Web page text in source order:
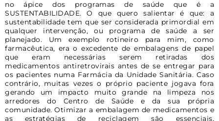
no ápice dos programas de saúde que é a
SUSTENTABILIDADE. O que quero salientar é que: a
sustentabilidade tem que ser considerada primordial em
qualquer intervenção, ou programa de saúde a ser
planejado. Um exemplo rotineiro para mim, como
farmacêutica, era o excedente de embalagens de papel
que eram necessárias serem retiradas dos
medicamentos antiretrovirais antes de se entregar para
os pacientes numa Farmácia da Unidade Sanitária. Caso
contrário, muitas vezes o próprio paciente jogava fora
gerando um impacto muito grande na limpeza nos
arredores do Centro de Saúde e da sua própria
comunidade. Otimizar a embalagem de medicamentos e
as estratégias de reciclagem são essenciais,